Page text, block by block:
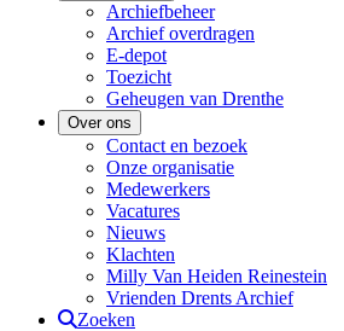
Archiefbeheer
Archief overdragen
E-depot
Toezicht
Geheugen van Drenthe
Over ons
Contact en bezoek
Onze organisatie
Medewerkers
Vacatures
Nieuws
Klachten
Milly Van Heiden Reinestein
Vrienden Drents Archief
Zoeken